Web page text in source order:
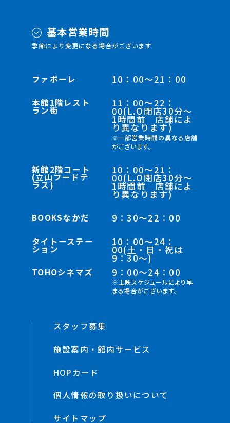
基本営業時間
季節により変更になる場合がございます
ファボーレ 10：00～21：00
本館1階レスト
ラン街
11：00～22：
00(L.O閉店30分～
1時間前 店舗によ
り異なります)
※一部営業時間の異なる店舗
がございます。
新館2階コート
(立山フードテ
ラス)
10：00～21：
00(L.O閉店30分～
1時間前 店舗によ
り異なります)
BOOKSなかだ 9：30～22：00
タイトーステー
ション
10：00～24：
00(土・日・祝は
9：30～)
TOHOシネマズ 9：00～24：00
※上映スケジュールにより早
まる場合がございます。
スタッフ募集
施設案内・館内サービス
HOPカード
個人情報の取り扱いについて
サイトマップ